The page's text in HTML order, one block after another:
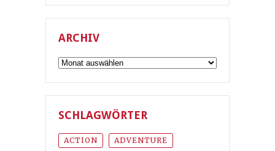
ARCHIV
Archiv
SCHLAGWÖRTER
ACTION ADVENTURE